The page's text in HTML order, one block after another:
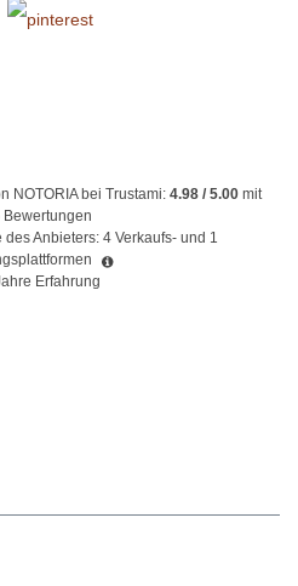
NOTORIA bei Trustami: 4.98 / 5.00mit
Bewertungen
Anbieters: 4 Verkaufs- und 1
Erfahrung